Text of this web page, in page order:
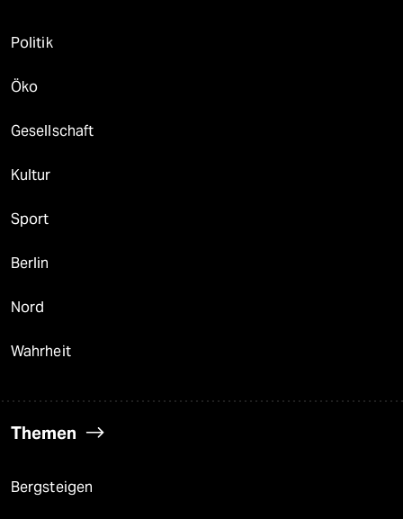
Politik
Öko
Gesellschaft
Kultur
Sport
Berlin
Nord
Wahrheit
Themen
Bergsteigen